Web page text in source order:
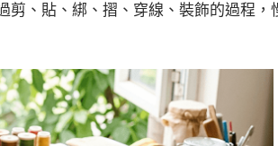
剪、貼、綁、摺、穿線、裝飾的過程，